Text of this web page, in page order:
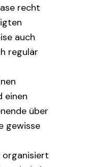
recht
auch
regulär
einen
über
gewisse
organisiert